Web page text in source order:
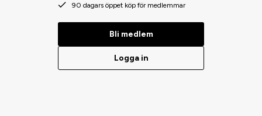
90 dagars öppet köp för medlemmar
Bli medlem
Logga in